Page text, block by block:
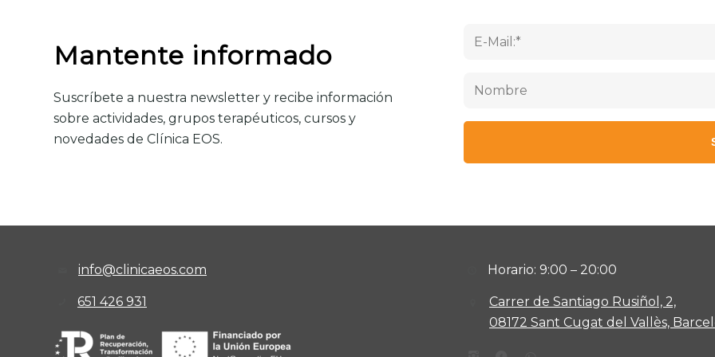
Mantente informado
Suscríbete a nuestra newsletter y recibe información
sobre actividades, grupos terapéuticos, cursos y
novedades de Clínica EOS.
info@clinicaeos.com
651 426 931
Horario: 9:00 – 20:00
Carrer de Santiago Rusiñol, 2,
08172 Sant Cugat del Vallès,